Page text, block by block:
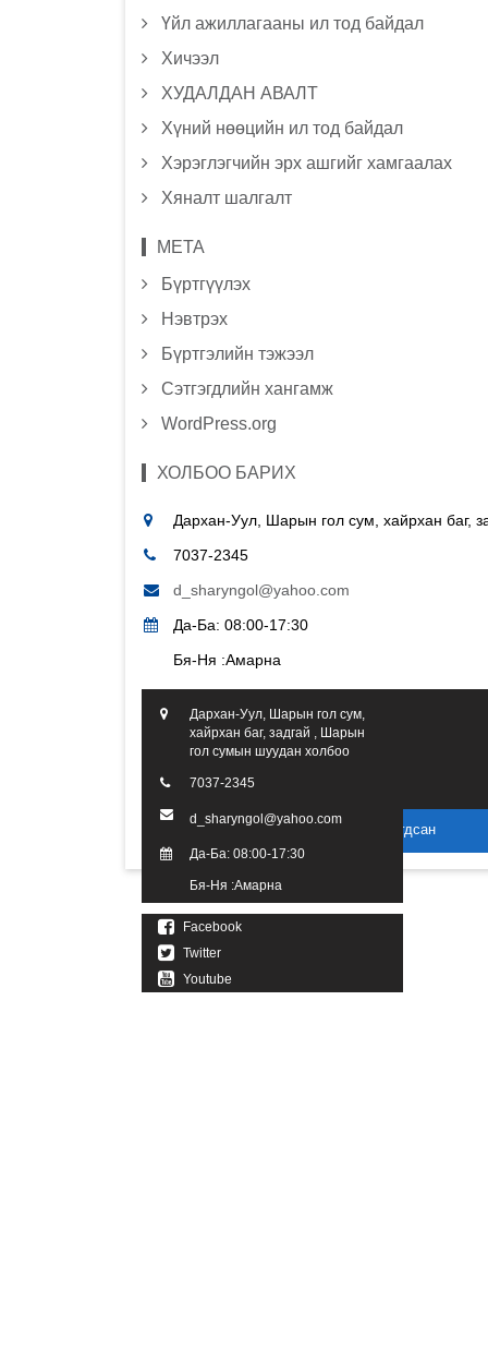
Үйл ажиллагааны ил тод байдал
Хичээл
ХУДАЛДАН АВАЛТ
Хүний нөөцийн ил тод байдал
Хэрэглэгчийн эрх ашгийг хамгаалах
Хяналт шалгалт
МЕТА
Бүртгүүлэх
Нэвтрэх
Бүртгэлийн тэжээл
Сэтгэгдлийн хангамж
WordPress.org
ХОЛБОО БАРИХ
Дархан-Уул, Шарын гол сум, хайрхан баг,
7037-2345
d_sharyngol@yahoo.com
Да-Ба: 08:00-17:30
Бя-Ня :Амарна
Дархан-Уул, Шарын гол сум,
хайрхан баг, задгай , Шарын
гол сумын шуудан холбоо
7037-2345
d_sharyngol@yahoo.com
Да-Ба: 08:00-17:30
Бя-Ня :Амарна
Facebook
Twitter
Youtube
2016 он. Бүх эрх хуулиар хамгаалагдсан